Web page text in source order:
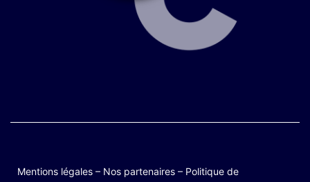
Mentions légales – Nos partenaires – Politique de